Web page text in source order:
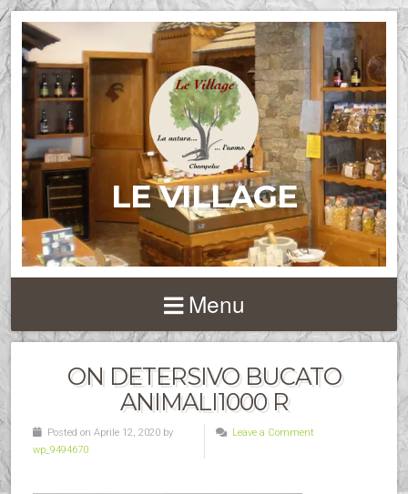
LE VILLAGE
Menu
ON DETERSIVO BUCATO
ANIMALI1000 R
Posted on Aprile 12, 2020 by
wp_9494670
Leave a Comment